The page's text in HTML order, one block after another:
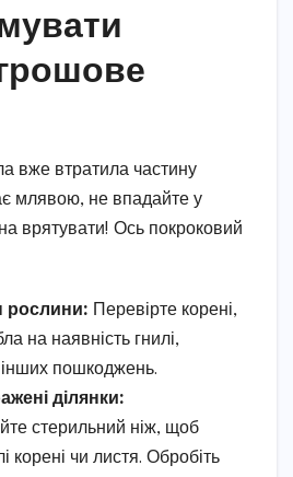
вже втратила частину
млявою, не впадайте у
врятувати! Ось покроковий
рослини: Перевірте корені,
на наявність гнилі,
інших пошкоджень.
ділянки:
стерильний ніж, щоб
корені чи листя. Обробіть